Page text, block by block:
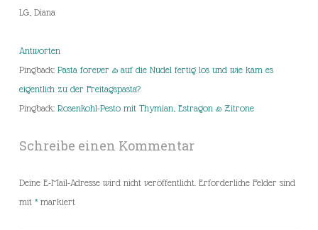
LG, Diana
Antworten
Pingback: Pasta forever & auf die Nudel fertig los und wie kam es
eigentlich zu der Freitagspasta?
Pingback: Rosenkohl-Pesto mit Thymian, Estragon & Zitrone
Schreibe einen Kommentar
Deine E-Mail-Adresse wird nicht veröffentlicht. Erforderliche Felder sind
mit *markiert